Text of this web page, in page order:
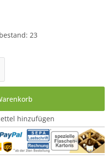
23
den gewünschten
hinzufügen